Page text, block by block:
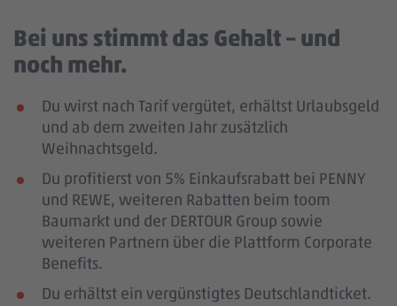
Bei uns stimmt das Gehalt – und
noch mehr.
Du wirst nach Tarif vergütet, erhältst Urlaubsgeld
und ab dem zweiten Jahr zusätzlich
Weihnachtsgeld.
Du profitierst von 5% Einkaufsrabatt bei PENNY
und REWE, weiteren Rabatten beim toom
Baumarkt und der DERTOUR Group sowie
weiteren Partnern über die Plattform Corporate
Benefits.
Du erhältst ein vergünstigtes Deutschlandticket.